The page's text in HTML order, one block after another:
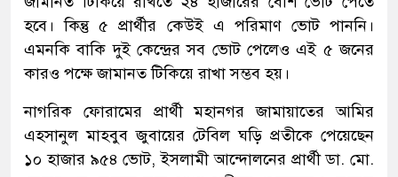
হবে। কিন্তু ৫ প্রার্থীর কেউই এ পরিমাণ ভোট পাননি।
এমনকি বাকি দুই কেন্দ্রের সব ভোট পেলেও এই ৫ জনের
কারও পক্ষে জামানত টিকিয়ে রাখা সম্ভব হয়।
নাগরিক ফোরামের প্রার্থী মহানগর জামায়াতের আমির
এহসানুল মাহবুব জুবায়ের টেবিল ঘড়ি প্রতীকে পেয়েছেন
১০ হাজার ৯৫৪ ভোট, ইসলামী আন্দোলনের প্রার্থী ডা. মো.